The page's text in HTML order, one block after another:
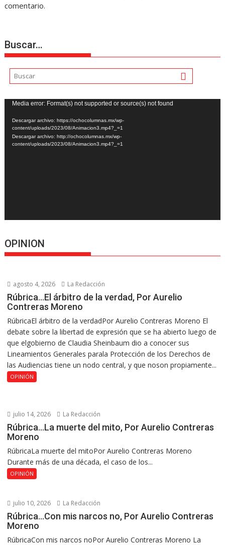
comentario.
Buscar…
Reproductor
de
vídeo
Media error: Format(s) not supported or source(s) not found
Descargar archivo: https://ochocolumnas.mx/wp-
content/uploads/2023/08/Animacion3.mp4?_=1
Descargar archivo: http://ochocolumnas.mx/wp-
content/uploads/2023/08/Animacion3.mp4?_=1
OPINION
agosto 4, 2026 La Redacción
Rúbrica…El árbitro de la verdad, Por Aurelio
Contreras Moreno
RúbricaEl árbitro de la verdadPor Aurelio Contreras Moreno El
debate sobre la libertad de expresión que se ha abierto luego de
que elgobierno de Claudia Sheinbaum dio a conocer sus
Lineamientos Generales parala Protección de los Derechos de
las Audiencias tiene un nodo central, y que noson propiamente...
OPINIÓN
julio 14, 2026 La Redacción
Rúbrica…La muerte del mito, Por Aurelio Contreras
Moreno
RúbricaLa muerte del mitoPor Aurelio Contreras Moreno
Durante más de una década, el caso de los...
OPINIÓN
julio 10, 2026 La Redacción
Rúbrica…Con mis narcos no, Por Aurelio Contreras
Moreno
RúbricaCon mis narcos noPor Aurelio Contreras Moreno La